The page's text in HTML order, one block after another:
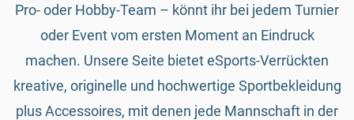
Pro- oder Hobby-Team – könnt ihr bei jedem Turnier
oder Event vom ersten Moment an Eindruck
machen. Unsere Seite bietet eSports-Verrückten
kreative, originelle und hochwertige Sportbekleidung
plus Accessoires, mit denen jede Mannschaft in der